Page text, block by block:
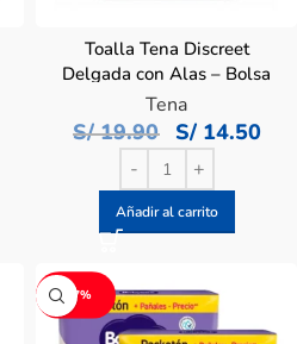
Toalla Tena Discreet
Delgada con Alas – Bolsa
24 UN
Tena
S/19.90 S/14.50
Añadir al carrito
-17%